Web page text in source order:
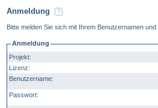
Anmeldung
Bitte melden Sie sich mit Ihrem Benutzernamen
Anmeldung
Projekt:
Lizenz:
Benutzername:
Passwort: